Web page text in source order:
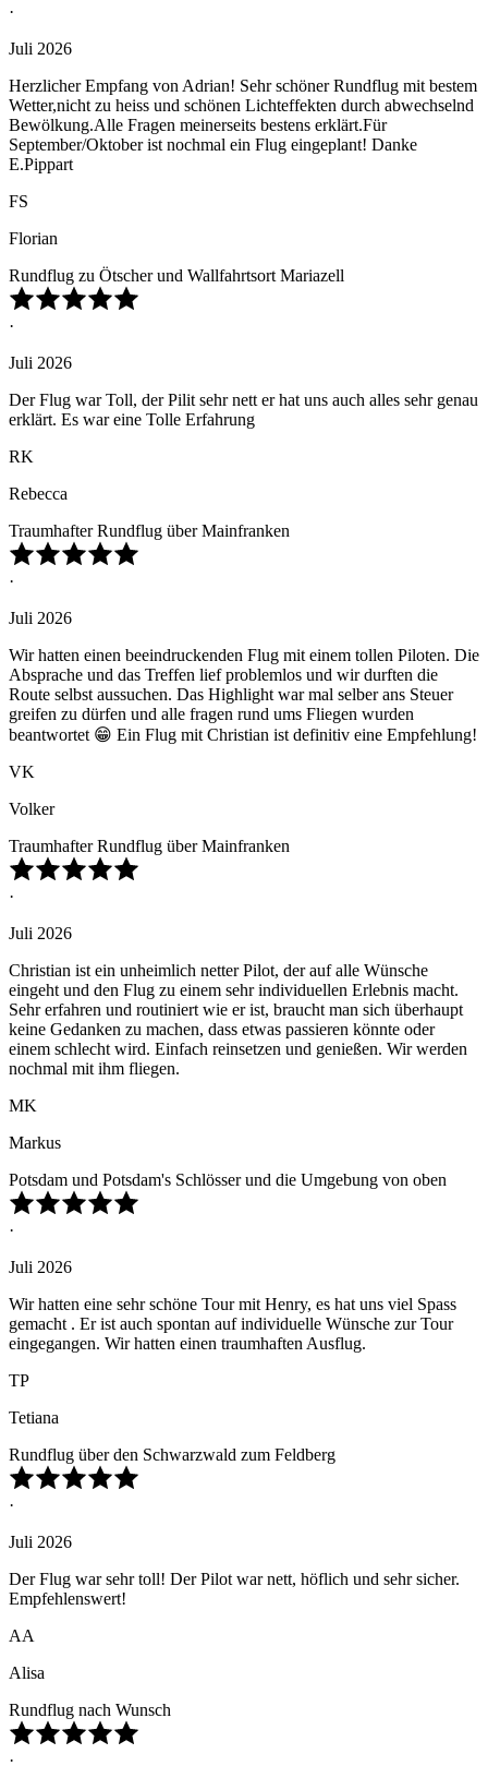
·
Juli 2026
Herzlicher Empfang von Adrian! Sehr schöner Rundflug mit bestem
Wetter,nicht zu heiss und schönen Lichteffekten durch abwechselnd
Bewölkung.Alle Fragen meinerseits bestens erklärt.Für
September/Oktober ist nochmal ein Flug eingeplant! Danke
E.Pippart
FS
Florian
Rundflug zu Ötscher und Wallfahrtsort Mariazell
·
Juli 2026
Der Flug war Toll, der Pilit sehr nett er hat uns auch alles sehr genau
erklärt. Es war eine Tolle Erfahrung
RK
Rebecca
Traumhafter Rundflug über Mainfranken
·
Juli 2026
Wir hatten einen beeindruckenden Flug mit einem tollen Piloten. Die
Absprache und das Treffen lief problemlos und wir durften die
Route selbst aussuchen. Das Highlight war mal selber ans Steuer
greifen zu dürfen und alle fragen rund ums Fliegen wurden
beantwortet 😁 Ein Flug mit Christian ist definitiv eine Empfehlung!
VK
Volker
Traumhafter Rundflug über Mainfranken
·
Juli 2026
Christian ist ein unheimlich netter Pilot, der auf alle Wünsche
eingeht und den Flug zu einem sehr individuellen Erlebnis macht.
Sehr erfahren und routiniert wie er ist, braucht man sich überhaupt
keine Gedanken zu machen, dass etwas passieren könnte oder
einem schlecht wird. Einfach reinsetzen und genießen. Wir werden
nochmal mit ihm fliegen.
MK
Markus
Potsdam und Potsdam's Schlösser und die Umgebung von oben
·
Juli 2026
Wir hatten eine sehr schöne Tour mit Henry, es hat uns viel Spass
gemacht . Er ist auch spontan auf individuelle Wünsche zur Tour
eingegangen. Wir hatten einen traumhaften Ausflug.
TP
Tetiana
Rundflug über den Schwarzwald zum Feldberg
·
Juli 2026
Der Flug war sehr toll! Der Pilot war nett, höflich und sehr sicher.
Empfehlenswert!
AA
Alisa
Rundflug nach Wunsch
·